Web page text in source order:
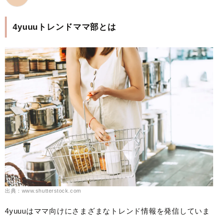
4yuuuトレンドママ部とは
出典：www.shutterstock.com
4yuuuはママ向けにさまざまなトレンド情報を発信していま